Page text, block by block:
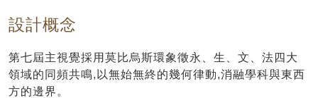
設計概念
第七屆主視覺採用莫比烏斯環象徵永、生、文、法四大
領域的同頻共鳴,以無始無終的幾何律動,消融學科與東西
方的邊界。